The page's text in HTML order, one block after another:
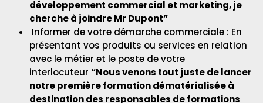
développement commercial et marketing, je
cherche à joindre Mr Dupont”
Informer de votre démarche commerciale : En
présentant vos produits ou services en relation
avec le métier et le poste de votre
interlocuteur “Nous venons tout juste de lancer
notre première formation dématérialisée à
destination des responsables de formations